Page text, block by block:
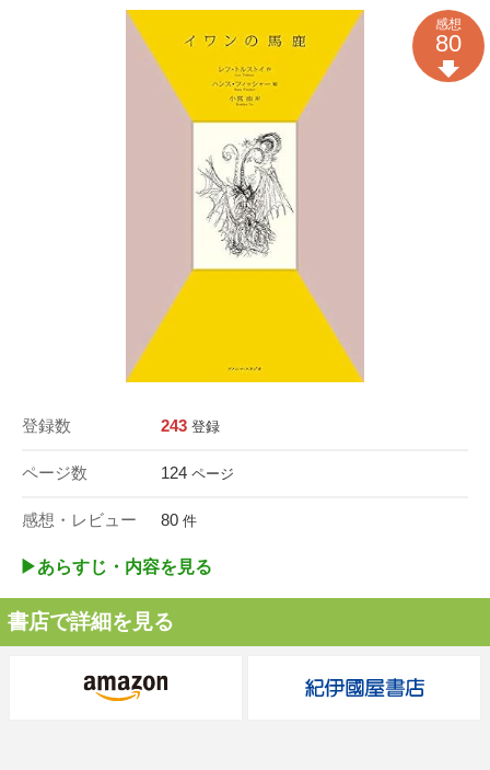
登録数 243 登録
ページ数 124 ページ
感想・レビュー 80 件
感想
80
▶︎あらすじ・内容を見る
書店で詳細を見る